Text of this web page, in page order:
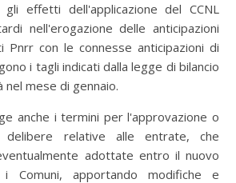
effetti dell'applicazione del CCNL
nell'erogazione delle anticipazioni
Pnrr con le connesse anticipazioni di
i tagli indicati dalla legge di bilancio
mese di gennaio.
anche i termini per l'approvazione o
relative alle entrate, che
adottate entro il nuovo
apportando modifiche e